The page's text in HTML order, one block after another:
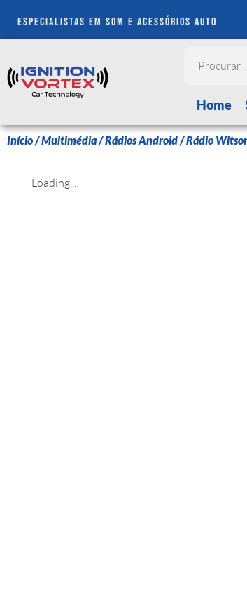
especialistas em som e acessórios auto
Home
Início/Multimédia/Rádios Android/ Rádio
Loading...